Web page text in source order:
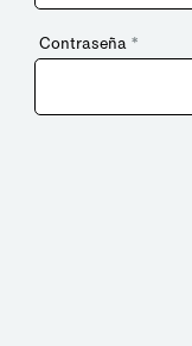
Contraseña *